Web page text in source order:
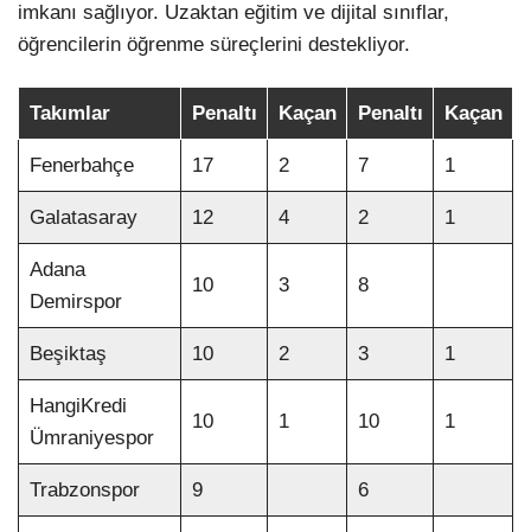
imkanı sağlıyor. Uzaktan eğitim ve dijital sınıflar,
öğrencilerin öğrenme süreçlerini destekliyor.
Takımlar Penaltı Kaçan Penaltı Kaçan
Fenerbahçe 17 2 7 1
Galatasaray 12 4 2 1
Adana
Demirspor
10 3 8
Beşiktaş 10 2 3 1
HangiKredi
Ümraniyespor
10 1 10 1
Trabzonspor 9 6